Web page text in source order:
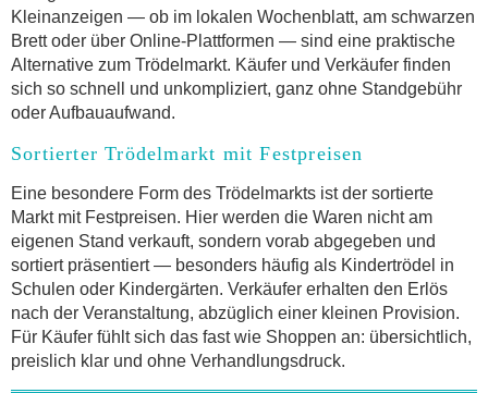
Kleinanzeigen — ob im lokalen Wochenblatt, am schwarzen
Brett oder über Online-Plattformen — sind eine praktische
Alternative zum Trödelmarkt. Käufer und Verkäufer finden
sich so schnell und unkompliziert, ganz ohne Standgebühr
oder Aufbauaufwand.
Sortierter Trödelmarkt mit Festpreisen
Eine besondere Form des Trödelmarkts ist der sortierte
Markt mit Festpreisen. Hier werden die Waren nicht am
eigenen Stand verkauft, sondern vorab abgegeben und
sortiert präsentiert — besonders häufig als Kindertrödel in
Schulen oder Kindergärten. Verkäufer erhalten den Erlös
nach der Veranstaltung, abzüglich einer kleinen Provision.
Für Käufer fühlt sich das fast wie Shoppen an: übersichtlich,
preislich klar und ohne Verhandlungsdruck.